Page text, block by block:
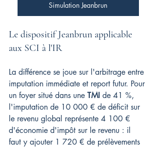
Simulation Jeanbrun
Le dispositif Jeanbrun applicable
aux SCI à l'IR
La différence se joue sur l'arbitrage entre
imputation immédiate et report futur. Pour
un foyer situé dans une TMI de 41 %,
l'imputation de 10 000 € de déficit sur
le revenu global représente 4 100 €
d'économie d'impôt sur le revenu : il
faut y ajouter 1 720 € de prélèvements